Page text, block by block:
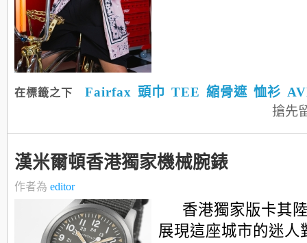
在標籤之下 Fairfax 頭巾 TEE 縮骨遮 恤衫
搶先
漢米爾頓香港獨家機械腕錶
作者為 editor
香港獨家版卡其
展現這座城市的迷人